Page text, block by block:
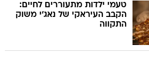
טעמי ילדות מתעוררים לחיים:
הקבב העיראקי של נאג׳י משוק
התקווה